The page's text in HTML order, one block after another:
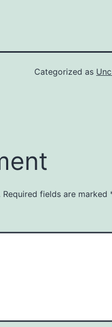
Categorized as
Required fields are marked